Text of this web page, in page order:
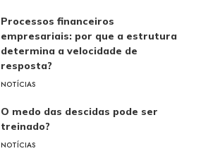
Processos financeiros
empresariais: por que a estrutura
determina a velocidade de
resposta?
NOTÍCIAS
O medo das descidas pode ser
treinado?
NOTÍCIAS